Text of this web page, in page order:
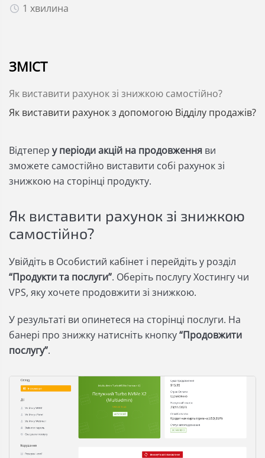
1 хвилина
ЗМІСТ
Як виставити рахунок зі знижкою самостійно?
Як виставити рахунок з допомогою Відділу продажів?
Відтепер у періоди акцій на продовження ви
зможете самостійно виставити собі рахунок зі
знижкою на сторінці продукту.
Як виставити рахунок зі знижкою
самостійно?
Увійдіть в Особистий кабінет і перейдіть у розділ
“Продукти та послуги”. Оберіть послугу Хостингу чи
VPS, яку хочете продовжити зі знижкою.
У результаті ви опинетеся на сторінці послуги. На
банері про знижку натисніть кнопку“Продовжити
послугу”.